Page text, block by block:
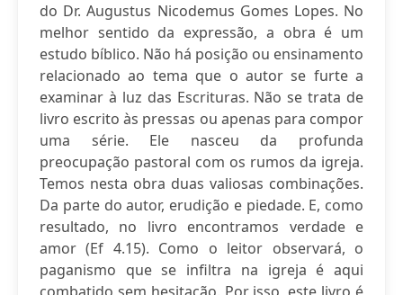
do Dr. Augustus Nicodemus Gomes Lopes. No
melhor sentido da expressão, a obra é um
estudo bíblico. Não há posição ou ensinamento
relacionado ao tema que o autor se furte a
examinar à luz das Escrituras. Não se trata de
livro escrito às pressas ou apenas para compor
uma série. Ele nasceu da profunda
preocupação pastoral com os rumos da igreja.
Temos nesta obra duas valiosas combinações.
Da parte do autor, erudição e piedade. E, como
resultado, no livro encontramos verdade e
amor (Ef 4.15). Como o leitor observará, o
paganismo que se infiltra na igreja é aqui